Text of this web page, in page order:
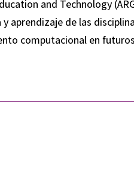
and Technology
aprendizaje de las
computacional en